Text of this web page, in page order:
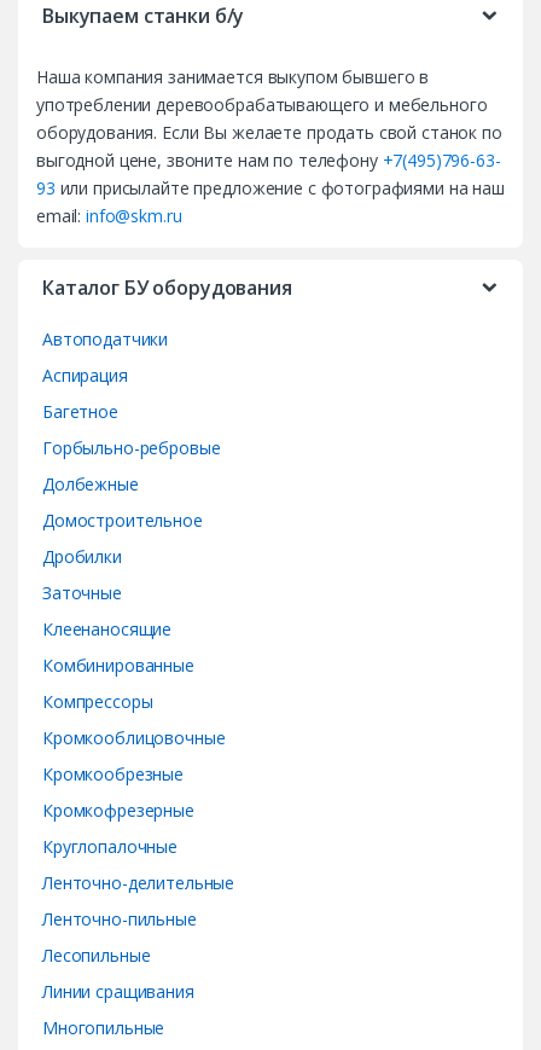
Выкупаем станки б/у
Наша компания занимается выкупом бывшего в
употреблении деревообрабатывающего и мебельного
оборудования. Если Вы желаете продать свой станок по
выгодной цене, звоните нам по телефону +7(495)796-63-
93 или присылайте предложение с фотографиями на наш
email:info@skm.ru
Каталог БУ оборудования
Автоподатчики
Аспирация
Багетное
Горбыльно-ребровые
Долбежные
Домостроительное
Дробилки
Заточные
Клеенаносящие
Комбинированные
Компрессоры
Кромкооблицовочные
Кромкообрезные
Кромкофрезерные
Круглопалочные
Ленточно-делительные
Ленточно-пильные
Лесопильные
Линии сращивания
Многопильные